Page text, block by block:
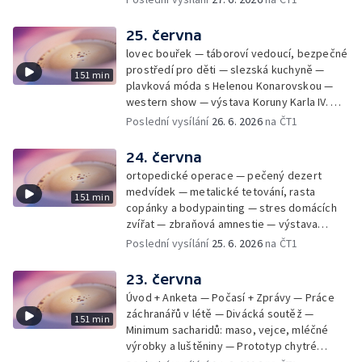
151 min
25. června
lovec bouřek — táboroví vedoucí, bezpečné
prostředí pro děti — slezská kuchyně —
plavková móda s Helenou Konarovskou —
western show — výstava Koruny Karla IV. —
mladý lezecký fenomén Josef Šindel
Poslední vysílání 26. 6. 2026na ČT1
151 min
24. června
ortopedické operace — pečený dezert
medvídek — metalické tetování, rasta
copánky a bodypainting — stres domácích
zvířat — zbraňová amnestie — výstava
mikrofotografií rostlin — fenomenální
Poslední vysílání 25. 6. 2026na ČT1
151 min
23. června
Úvod + Anketa — Počasí + Zprávy — Práce
záchranářů v létě — Divácká soutěž —
Minimum sacharidů: maso, vejce, mléčné
výrobky a luštěniny — Prototyp chytré